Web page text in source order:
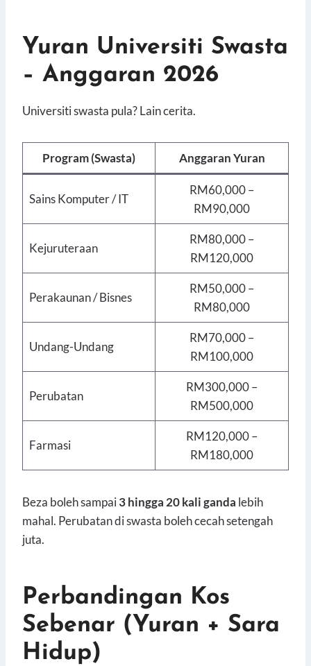
Yuran Universiti Swasta
– Anggaran 2026
Universiti swasta pula? Lain cerita.
Program (Swasta) Anggaran Yuran
Sains Komputer / IT
RM60,000 –
RM90,000
Kejuruteraan
RM80,000 –
RM120,000
Perakaunan / Bisnes
RM50,000 –
RM80,000
Undang-Undang
RM70,000 –
RM100,000
Perubatan
RM300,000 –
RM500,000
Farmasi
RM120,000 –
RM180,000
Beza boleh sampai3 hingga 20 kali ganda lebih
mahal. Perubatan di swasta boleh cecah setengah
juta.
Perbandingan Kos
Sebenar (Yuran + Sara
Hidup)